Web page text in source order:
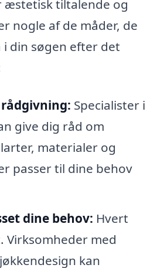
æstetisk tiltalende og
nogle af de måder, de
din søgen efter det
Specialister i
give dig råd om
materialer og
passer til dine behov
dine behov: Hvert
Virksomheder med
kan